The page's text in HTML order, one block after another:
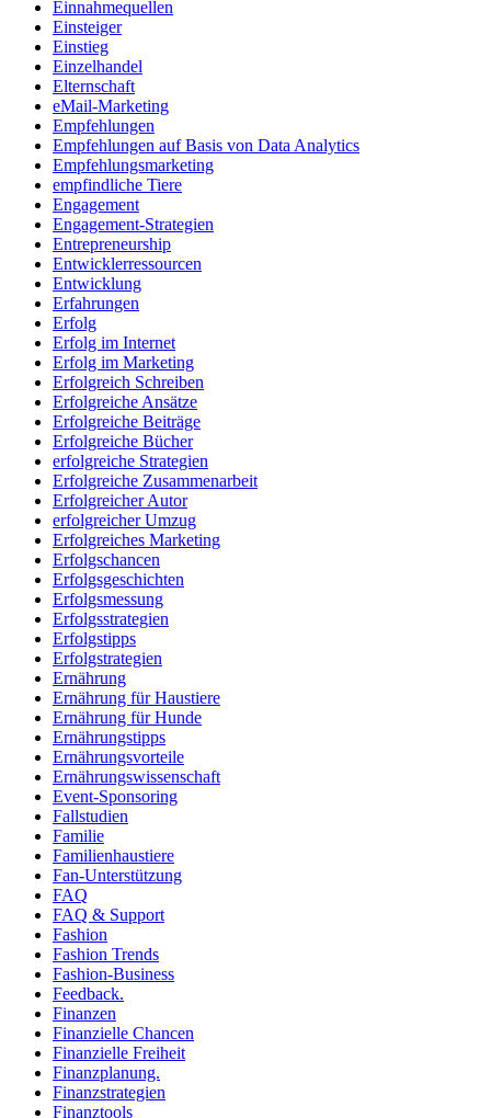
Einnahmequellen
Einsteiger
Einstieg
Einzelhandel
Elternschaft
eMail-Marketing
Empfehlungen
Empfehlungen auf Basis von Data Analytics
Empfehlungsmarketing
empfindliche Tiere
Engagement
Engagement-Strategien
Entrepreneurship
Entwicklerressourcen
Entwicklung
Erfahrungen
Erfolg
Erfolg im Internet
Erfolg im Marketing
Erfolgreich Schreiben
Erfolgreiche Ansätze
Erfolgreiche Beiträge
Erfolgreiche Bücher
erfolgreiche Strategien
Erfolgreiche Zusammenarbeit
Erfolgreicher Autor
erfolgreicher Umzug
Erfolgreiches Marketing
Erfolgschancen
Erfolgsgeschichten
Erfolgsmessung
Erfolgsstrategien
Erfolgstipps
Erfolgstrategien
Ernährung
Ernährung für Haustiere
Ernährung für Hunde
Ernährungstipps
Ernährungsvorteile
Ernährungswissenschaft
Event-Sponsoring
Fallstudien
Familie
Familienhaustiere
Fan-Unterstützung
FAQ
FAQ & Support
Fashion
Fashion Trends
Fashion-Business
Feedback.
Finanzen
Finanzielle Chancen
Finanzielle Freiheit
Finanzplanung.
Finanzstrategien
Finanztools